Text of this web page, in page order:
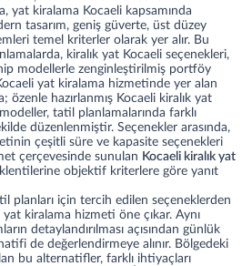
yat kiralama Kocaeli kapsamında
tasarım, geniş güverte, üst düzey
temel kriterler olarak yer alır. Bu
kiralık yat Kocaeli seçenekleri,
modellerle zenginleştirilmiş portföy
yat kiralama hizmetinde yer alan
özenle hazırlanmış Kocaeli kiralık yat
tatil planlamalarında farklı
düzenlenmiştir. Seçenekler arasında,
çeşitli süre ve kapasite seçenekleri
çerçevesinde sunulan Kocaeli kiralık yat
objektif kriterlere göre yanıt
planları için tercih edilen seçeneklerden
kiralama hizmeti öne çıkar. Aynı
detaylandırılması açısından günlük
de değerlendirmeye alınır. Bölgedeki
bu alternatifler, farklı ihtiyaçları